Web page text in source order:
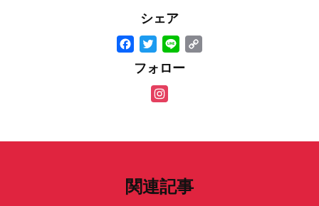
シェア
F
a
b
o
T
wi
tt
Li
n
Li
フォロー
a
a
関連記事